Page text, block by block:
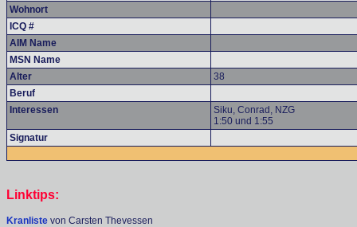
Wohnort
ICQ #
AIM Name
MSN Name
Alter
38
Beruf
Interessen
Siku, Conrad, NZG
1:50 und 1:55
Signatur
Linktips:
Kranliste von Carsten Thevessen